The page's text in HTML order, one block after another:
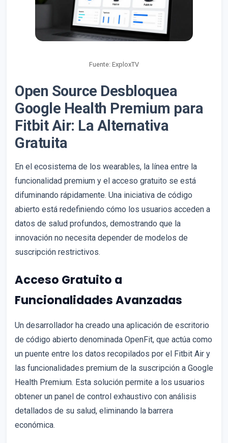
Fuente: ExploxTV
Open Source Desbloquea
Google Health Premium para
Fitbit Air: La Alternativa
Gratuita
En el ecosistema de los wearables, la línea entre la
funcionalidad premium y el acceso gratuito se está
difuminando rápidamente. Una iniciativa de código
abierto está redefiniendo cómo los usuarios acceden a
datos de salud profundos, demostrando que la
innovación no necesita depender de modelos de
suscripción restrictivos.
Acceso Gratuito a
Funcionalidades Avanzadas
Un desarrollador ha creado una aplicación de escritorio
de código abierto denominada OpenFit, que actúa como
un puente entre los datos recopilados por el Fitbit Air y
las funcionalidades premium de la suscripción a Google
Health Premium. Esta solución permite a los usuarios
obtener un panel de control exhaustivo con análisis
detallados de su salud, eliminando la barrera
económica.